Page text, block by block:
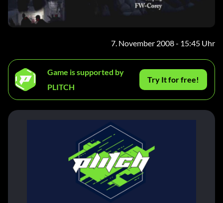
7. November 2008 - 15:45 Uhr
Game is supported by
PLITCH
Try It for free!